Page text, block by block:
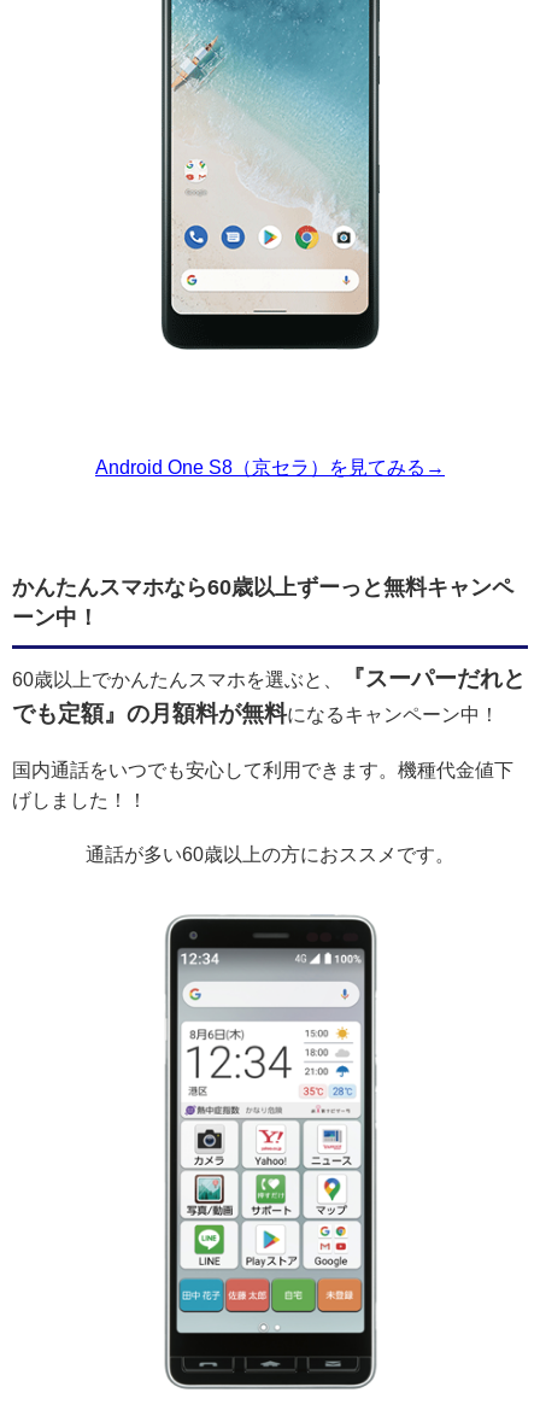
Android One S8（京セラ）を見てみる→
かんたんスマホなら60歳以上ずーっと無料キャンペ
ーン中！
60歳以上でかんたんスマホを選ぶと、
『スーパーだれと
でも定額』の月額料が無料になるキャンペーン中！
国内通話をいつでも安心して利用できます。機種代金値下
げしました！！
通話が多い60歳以上の方におススメです。